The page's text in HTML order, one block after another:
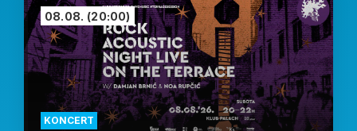
KONCERT
08.08. (20:00)